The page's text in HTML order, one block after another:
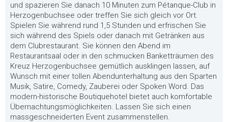
und spazieren Sie danach 10 Minuten zum Pétanque-Club in
Herzogenbuchsee oder treffen Sie sich gleich vor Ort.
Spielen Sie während rund 1,5 Stunden und erfrischen Sie
sich während des Spiels oder danach mit Getränken aus
dem Clubrestaurant. Sie können den Abend im
Restaurantsaal oder in den schmucken Banketträumen des
Kreuz Herzogenbuchsee gemütlich ausklingen lassen, auf
Wunsch mit einer tollen Abendunterhaltung aus den Sparten
Musik, Satire, Comedy, Zauberei oder Spoken Word. Das
modern-historische Boutiquehotel bietet auch komfortable
Übernachtungsmöglichkeiten. Lassen Sie sich einen
massgeschneiderten Event zusammenstellen.